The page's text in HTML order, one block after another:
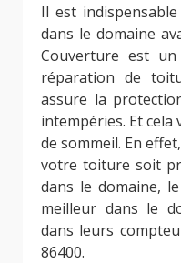
Il est
dans le domaine
Couverture est
réparation de
assure la
intempéries. Et
de sommeil. En
votre toiture soit
dans le domaine,
meilleur dans le
dans leurs
86400.